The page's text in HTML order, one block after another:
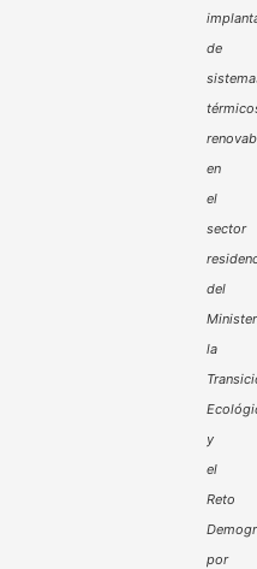
de
en
el
sector
del
la
y
el
Reto
por